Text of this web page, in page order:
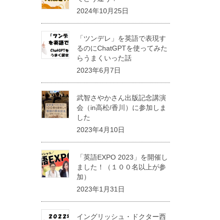
2024年10月25日
「ツンデレ」を英語で表現す
るのにChatGPTを使ってみた
らうまくいった話
2023年6月7日
武智さやかさん出版記念講演
会（in高松/香川）に参加しま
した
2023年4月10日
「英語EXPO 2023」を開催し
ました！（１００名以上が参
加）
2023年1月31日
イングリッシュ・ドクター西